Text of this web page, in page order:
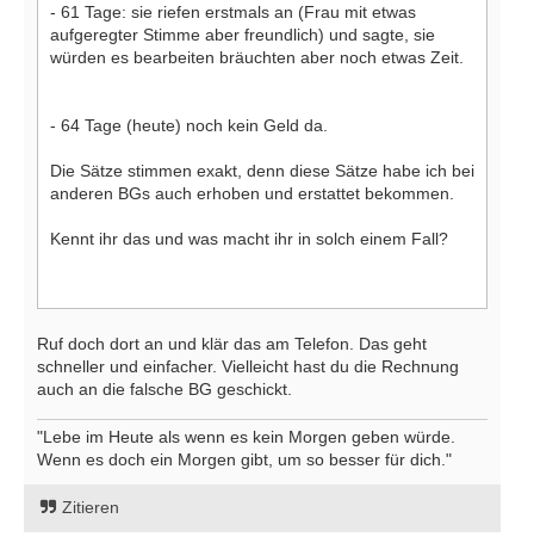
- 61 Tage: sie riefen erstmals an (Frau mit etwas
aufgeregter Stimme aber freundlich) und sagte, sie
würden es bearbeiten bräuchten aber noch etwas Zeit.
- 64 Tage (heute) noch kein Geld da.
Die Sätze stimmen exakt, denn diese Sätze habe ich bei
anderen BGs auch erhoben und erstattet bekommen.
Kennt ihr das und was macht ihr in solch einem Fall?
Ruf doch dort an und klär das am Telefon. Das geht
schneller und einfacher. Vielleicht hast du die Rechnung
auch an die falsche BG geschickt.
"Lebe im Heute als wenn es kein Morgen geben würde.
Wenn es doch ein Morgen gibt, um so besser für dich."
Zitieren